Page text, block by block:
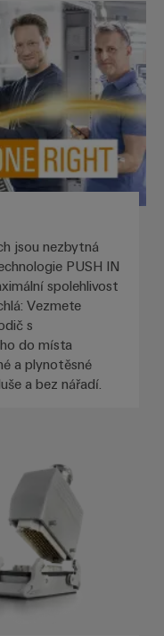
připojení PUSH IN
jsou nezbytná
PUSH IN
spolehlivost
Vezmete
s
do místa
a plynotěsné
a bez nářadí.